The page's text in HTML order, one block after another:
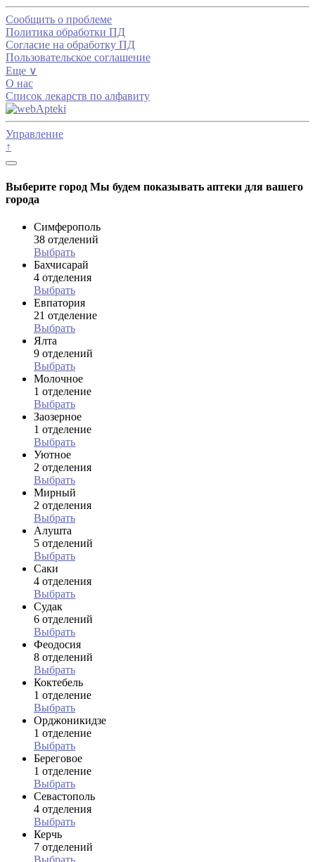
Сообщить о проблеме
Политика обработки ПД
Согласие на обработку ПД
Пользовательское соглашение
Еще ∨
О нас
Список лекарств по алфавиту
Управление
↑
Выберите город Мы будем показывать аптеки для вашего
города
Симферополь
38 отделений
Выбрать
Бахчисарай
4 отделения
Выбрать
Евпатория
21 отделение
Выбрать
Ялта
9 отделений
Выбрать
Молочное
1 отделение
Выбрать
Заозерное
1 отделение
Выбрать
Уютное
2 отделения
Выбрать
Мирный
2 отделения
Выбрать
Алушта
5 отделений
Выбрать
Саки
4 отделения
Выбрать
Судак
6 отделений
Выбрать
Феодосия
8 отделений
Выбрать
Коктебель
1 отделение
Выбрать
Орджоникидзе
1 отделение
Выбрать
Береговое
1 отделение
Выбрать
Севастополь
4 отделения
Выбрать
Керчь
7 отделений